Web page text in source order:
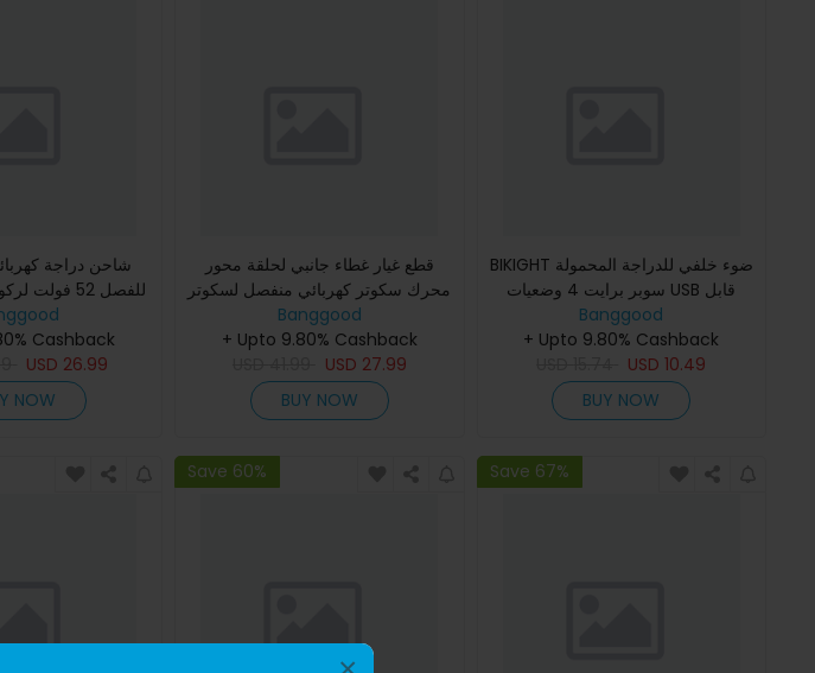
شاحن دراجة
للفصل 52
T30 Adapter
Cashback
USD 26.99
NOW
قطع غيار غطاء جانبي لحلقة محور
محرك سكوتر كهربائي منفصل لسكوتر
LAOTIE ES19.
Banggood
+ Upto 9.80% Cashback
USD 27.99
BUY NOW
BIKIGHT ضوء خلفي للدراجة المحمولة
سوبر برايت 4 وضعيات USB قابل
للشحن تحذير أمان خلفي للدراجات
الجبلية والطريق والكهربائي
Banggood
+ Upto 9.80% Cashback
USD10.49
BUY NOW
Save 60% Save 67%